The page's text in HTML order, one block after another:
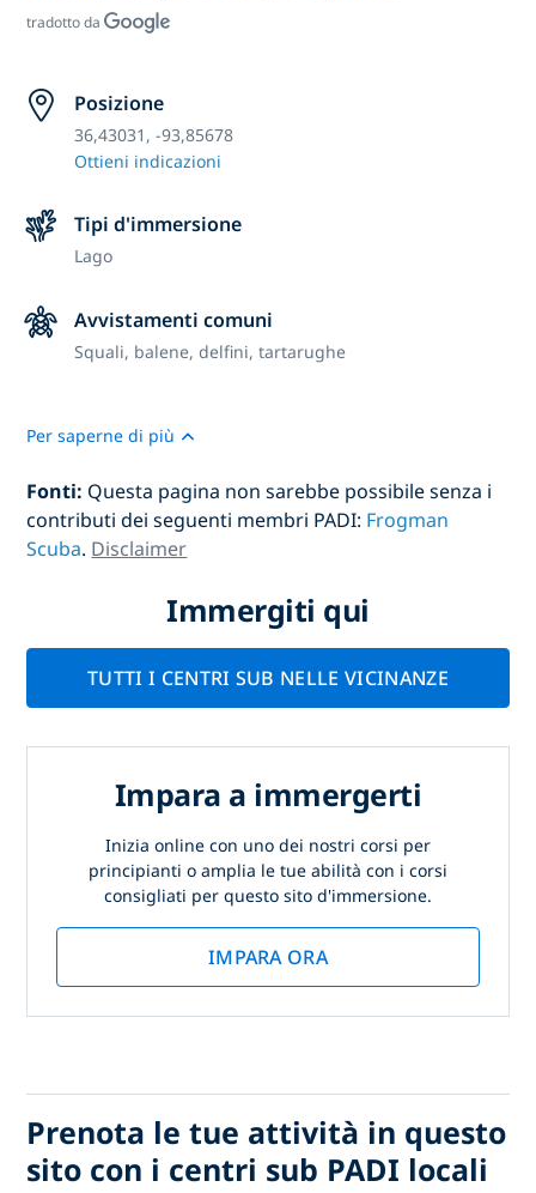
tradotto da
Posizione
36,43031, -93,85678
Ottieni indicazioni
Tipi d'immersione
Lago
Avvistamenti comuni
Squali, balene, delfini, tartarughe
Per saperne di più
Fonti: Questa pagina non sarebbe possibile senza i
contributi dei seguenti membri PADI: Frogman
Scuba. Disclaimer
Immergiti qui
TUTTI I CENTRI SUB NELLE VICINANZE
Impara a immergerti
Inizia online con uno dei nostri corsi per
principianti o amplia le tue abilità con i corsi
consigliati per questo sito d'immersione.
IMPARA ORA
Prenota le tue attività in questo
sito con i centri sub PADI locali